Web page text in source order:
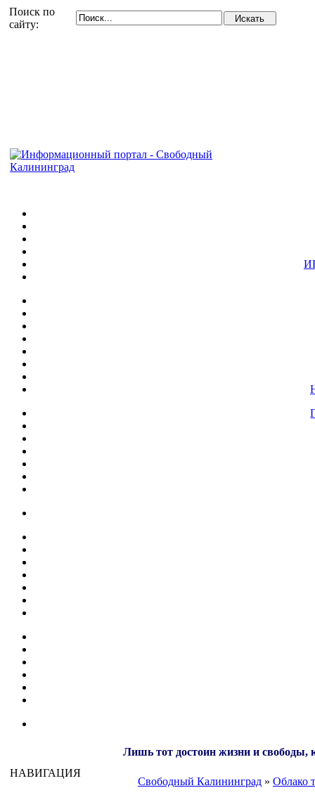
Поиск по
сайту:
Лишь тот достоин жизни и свободы,
НАВИГАЦИЯ
Свободный Калининград » Облако